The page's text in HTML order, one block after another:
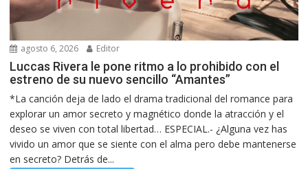
agosto 6, 2026 Editor
Luccas Rivera le pone ritmo a lo prohibido con el
estreno de su nuevo sencillo “Amantes”
*La canción deja de lado el drama tradicional del romance para
explorar un amor secreto y magnético donde la atracción y el
deseo se viven con total libertad… ESPECIAL.- ¿Alguna vez has
vivido un amor que se siente con el alma pero debe mantenerse
en secreto? Detrás de...